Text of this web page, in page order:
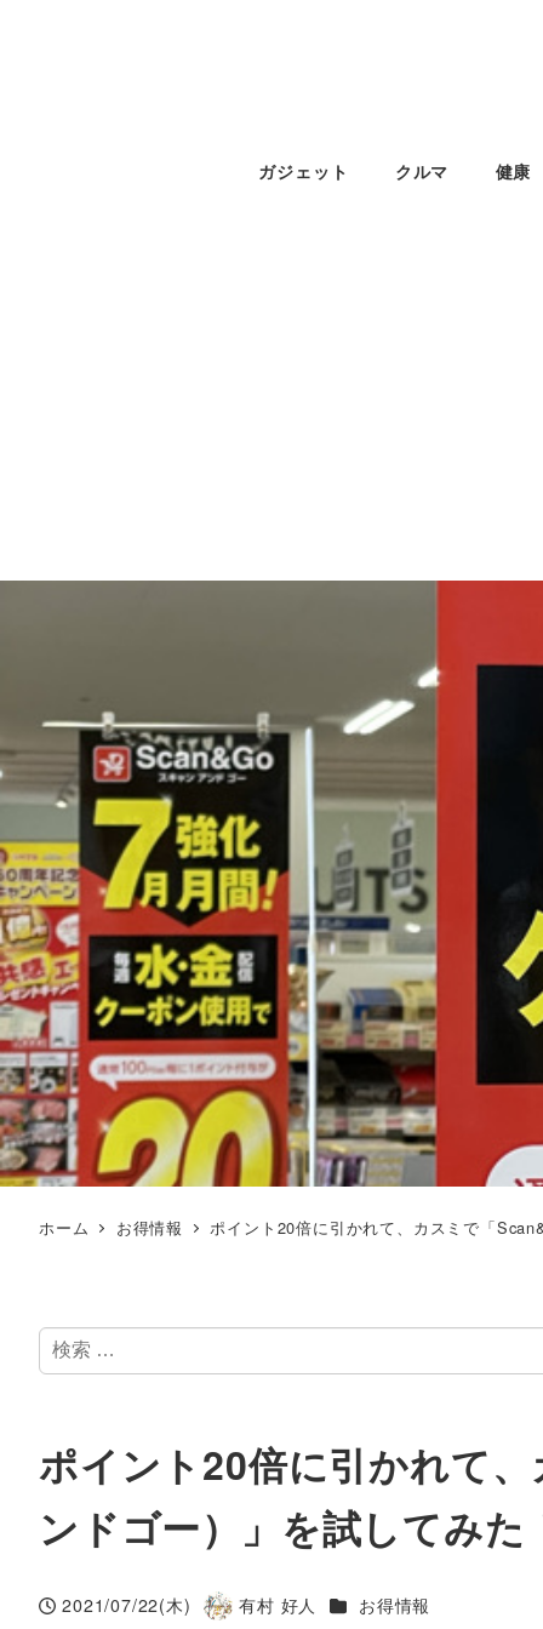
ガジェット クルマ 健康
ホーム お得情報 ポイント20倍に引かれて、カスミで「
検
索
ポイント20倍に引かれて
ンドゴー）」を試してみ
投稿日
2021/07/22(木)
著
有村 好人 カテゴリー
お得情報